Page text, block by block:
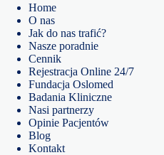
Home
O nas
Jak do nas trafić?
Nasze poradnie
Cennik
Rejestracja Online 24/7
Fundacja Oslomed
Badania Kliniczne
Nasi partnerzy
Opinie Pacjentów
Blog
Kontakt